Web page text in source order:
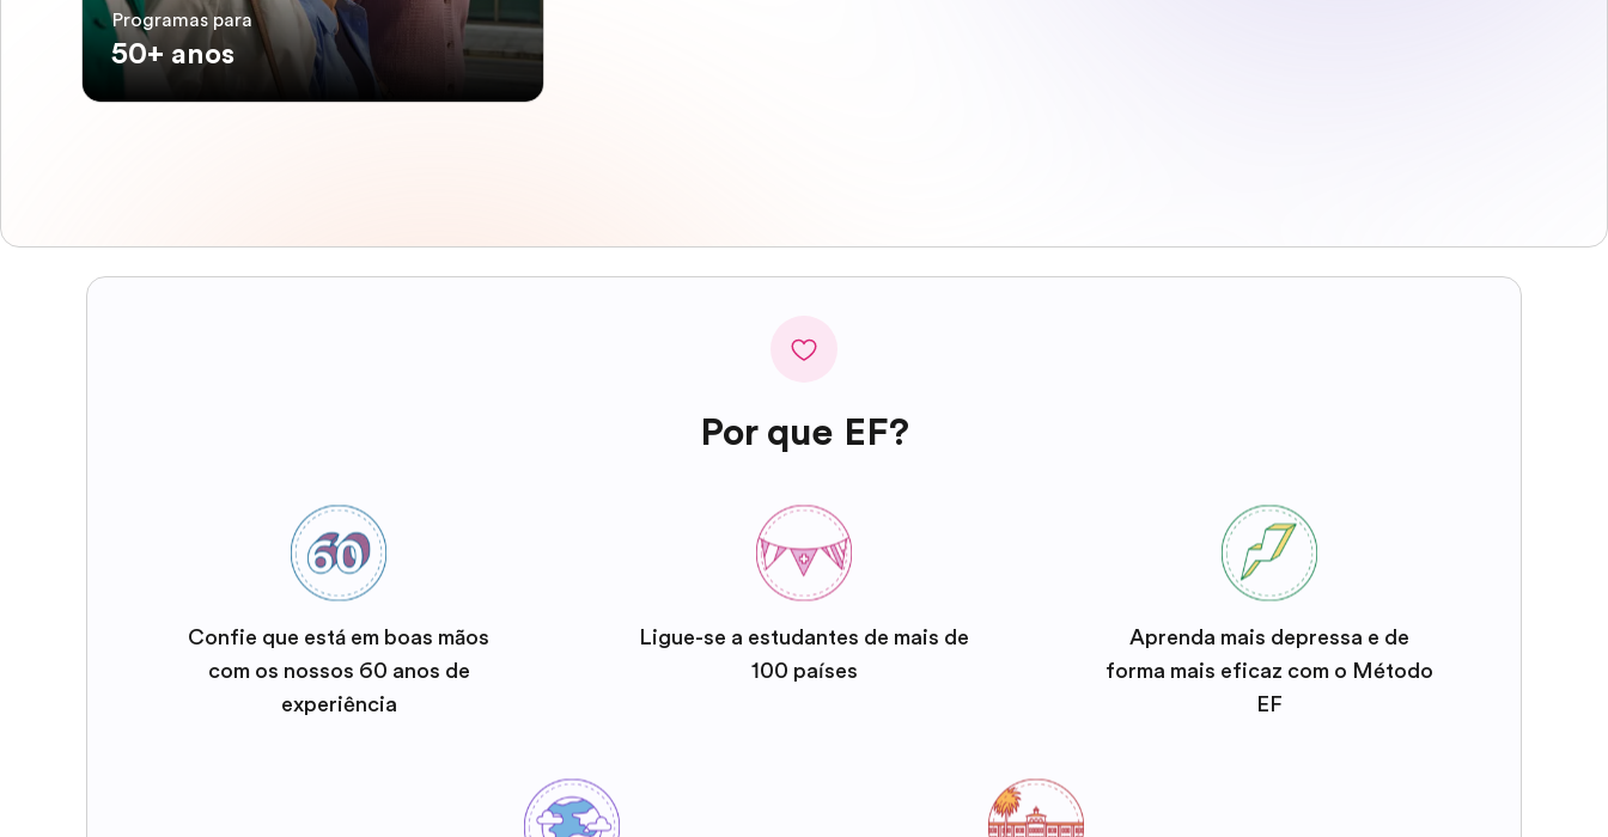
Programas para
50+ anos
Por que EF?
Confie que está em boas mãos
com os nossos 60 anos de
experiência
Ligue-se a estudantes de mais de
100 países
Aprenda mais depressa e de
forma mais eficaz com o Método
EF